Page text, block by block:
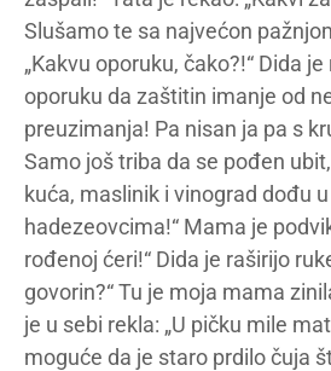
Slušamo te sa najvećon
„Kakvu oporuku, čako?!“ Dida je
oporuku da zaštitin imanje od
preuzimanja! Pa nisan ja pa s
Samo još triba da se pođen
kuća, maslinik i vinograd dođu
hadezeovcima!“ Mama je
rođenoj ćeri!“ Dida je raširijo
govorin?“ Tu je moja mama
je u sebi rekla: „U pičku mile
moguće da je staro prdilo čuja